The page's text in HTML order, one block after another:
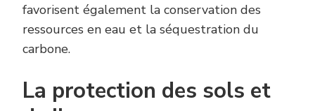
favorisent également la conservation des
ressources en eau et la séquestration du
carbone.
La protection des sols et